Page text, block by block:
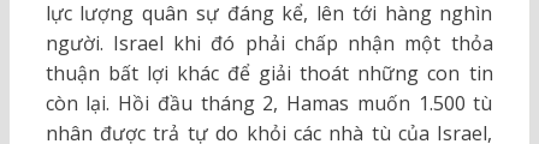
lực lượng quân sự đáng kể, lên tới hàng nghìn
người. Israel khi đó phải chấp nhận một thỏa
thuận bất lợi khác để giải thoát những con tin
còn lại. Hồi đầu tháng 2, Hamas muốn 1.500 tù
nhân được trả tự do khỏi các nhà tù của Israel,